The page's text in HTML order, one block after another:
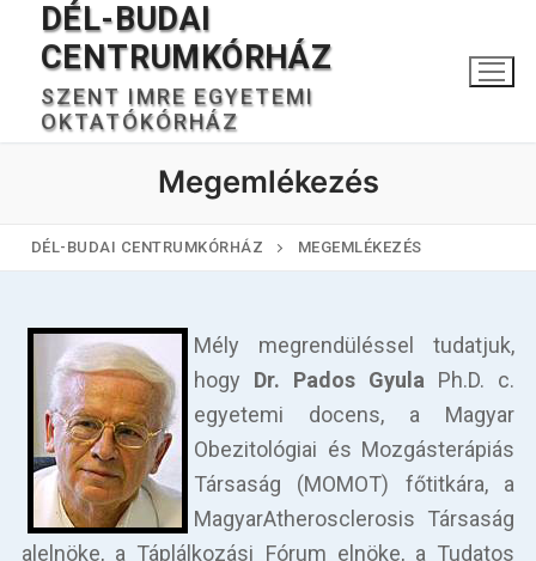
Ugrás
tartalomra
DÉL-BUDAI
CENTRUMKÓRHÁZ
SZENT IMRE EGYETEMI
OKTATÓKÓRHÁZ
Keresése:
Főoldal
Kórházunkról
Betegellátás
Megemlékezés
DÉL-BUDAI CENTRUMKÓRHÁZ MEGEMLÉKEZÉS
Mély megrendüléssel tudatjuk,
hogy Dr. Pados Gyula Ph.D. c.
egyetemi docens, a Magyar
Obezitológiai és Mozgásterápiás
Társaság (MOMOT) főtitkára, a
MagyarAtherosclerosis Társaság
alelnöke, a Táplálkozási Fórum elnöke, a Tudatos